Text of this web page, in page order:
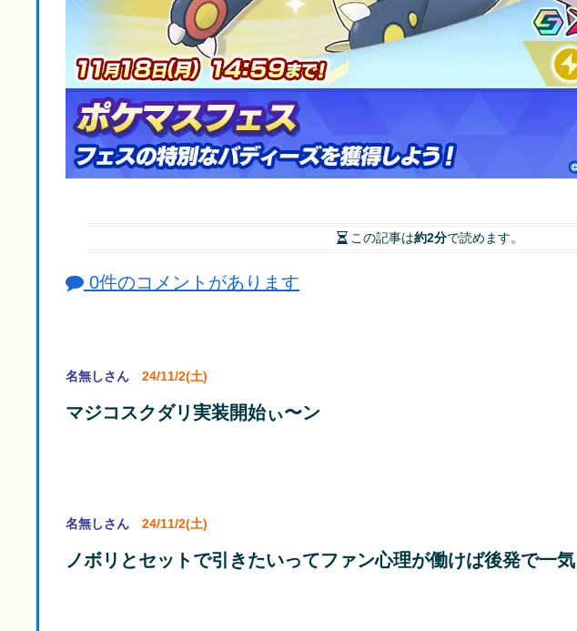
この記事は約2分で読めます。
0件のコメントがあります
名無しさん 24/11/2(土)
マジコスクダリ実装開始ぃ〜ン
名無しさん 24/11/2(土)
ノボリとセットで引きたいってファン心理が働けば後発で一